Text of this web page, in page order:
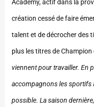
Academy, actif dans la
création cessé de faire
talent et de décrocher des
plus les titres de Champion
viennent pour travailler. En
accompagnons les sportifs
possible. La saison